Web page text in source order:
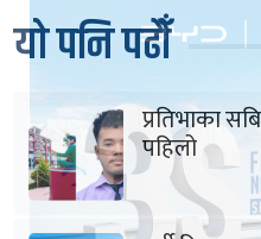
यो पनि पढौँ
प्रतिभाका
पहिलो